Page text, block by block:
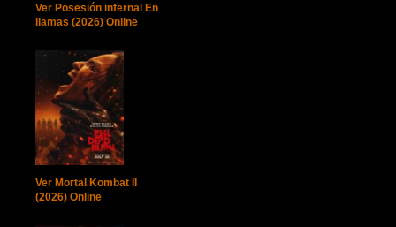
Ver Posesión infernal En
llamas (2026) Online
Ver Mortal Kombat II
(2026) Online